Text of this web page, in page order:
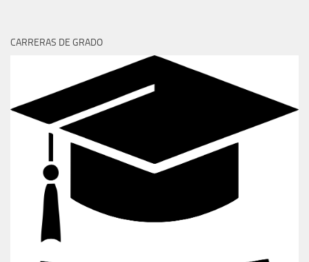
CARRERAS DE GRADO